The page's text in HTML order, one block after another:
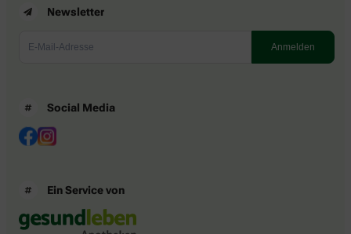
Newsletter
Social Media
Ein Service von